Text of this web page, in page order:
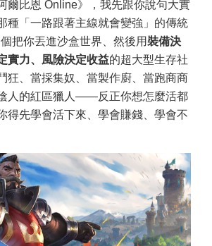
爾比恩 Online》，我先跟你說句大實
種「一路跟著主線就會變強」的傳統
把你丟進沙盒世界、然後用裝備決
實力、風險決定收益的超大型生存社
狂、當採集奴、當製作廚、當跑商商
人的紅區獵人——反正你想怎麼活都
得先學會活下來、學會賺錢、學會不